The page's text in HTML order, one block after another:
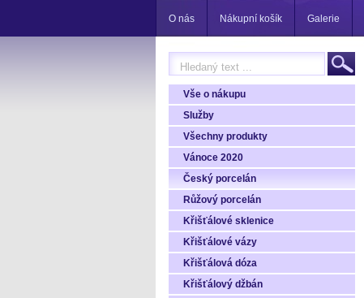
O nás Nákupní košík Galerie
Vše o nákupu
Služby
Všechny produkty
Vánoce 2020
Český porcelán
Růžový porcelán
Křišťálové sklenice
Křišťálové vázy
Křišťálová dóza
Křišťálový džbán